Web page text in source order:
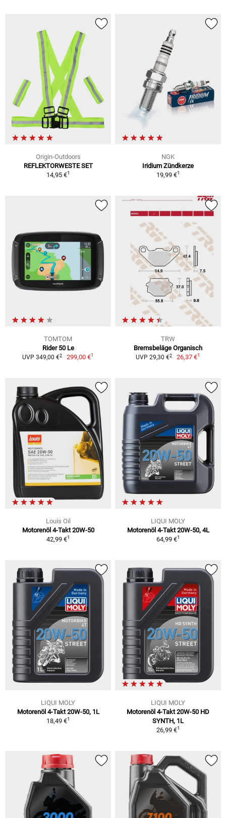
Origin-Outdoors
REFLEKTORWESTE SET
14,95 €1
NGK
Iridium Zündkerze
19,99 €1
TOMTOM
Rider 50 Le
UVP 349,00 €2 299,00 €1
TRW
Bremsbeläge Organisch
UVP 29,30 €2 26,37 €1
Louis Oil
Motorenöl 4-Takt 20W-50
42,99 €1
LIQUI MOLY
Motorenöl 4-Takt 20W-50, 4L
64,99 €1
LIQUI MOLY
Motorenöl 4-Takt 20W-50, 1L
18,49 €1
LIQUI MOLY
Motorenöl 4-Takt 20W-50 HD
SYNTH, 1L
26,99 €1